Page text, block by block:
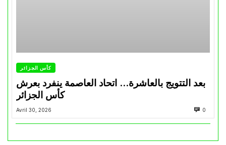
كأس الجزائر
بعد التتويج بالعاشرة… اتحاد العاصمة ينفرد بعرش
كأس الجزائر
Avril 30, 2026 0